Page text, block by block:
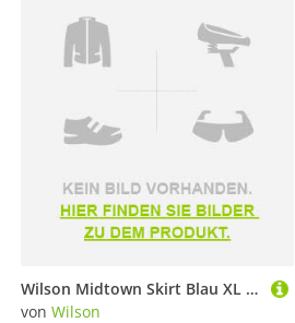
Wilson Midtown Skirt Blau XL Frau
von Wilson